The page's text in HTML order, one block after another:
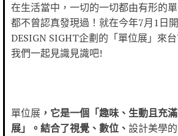
在生活當中，一切的一切都由有形的
都不曾認真發現過！就在今年7月1日
DESIGN SIGHT企劃的「單位展」來
我們一起見識見識吧!
單位展 ， 它是一個「趣味、生動且充
展」。結合了視覺、數位、 設計美學